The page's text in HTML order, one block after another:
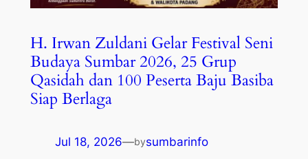
H. Irwan Zuldani Gelar Festival Seni
Budaya Sumbar 2026, 25 Grup
Qasidah dan 100 Peserta Baju Basiba
Siap Berlaga
Jul 18, 2026—bysumbarinfo